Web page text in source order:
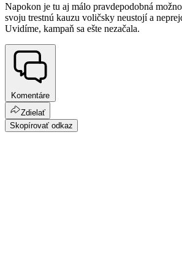
Napokon je tu aj málo pravdepodobná
svoju trestnú kauzu voličsky neustojí a
Uvidíme, kampaň sa ešte nezačala.
Komentáre
Zdielať
Skopírovať odkaz